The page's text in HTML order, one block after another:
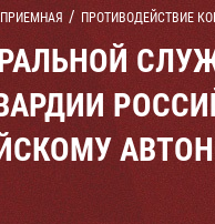
ПРОТИВОДЕЙСТВИЕ